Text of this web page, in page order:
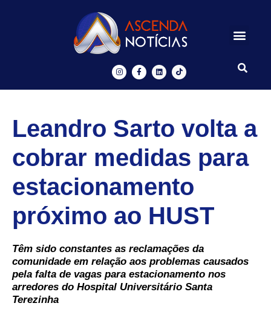
Leandro Sarto volta a
cobrar medidas para
estacionamento
próximo ao HUST
Têm sido constantes as reclamações da
comunidade em relação aos problemas causados
pela falta de vagas para estacionamento nos
arredores do Hospital Universitário Santa
Terezinha